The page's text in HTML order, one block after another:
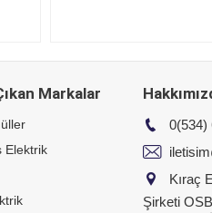
Markalar
Elektrik
0(534)
Kıraç
Şirketi